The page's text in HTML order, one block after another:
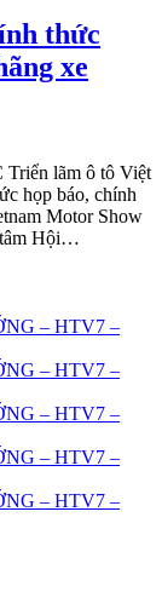
thức
xe
lãm ô tô Việt
họp báo, chính
Motor Show
Hội…
– HTV7 –
– HTV7 –
– HTV7 –
– HTV7 –
– HTV7 –